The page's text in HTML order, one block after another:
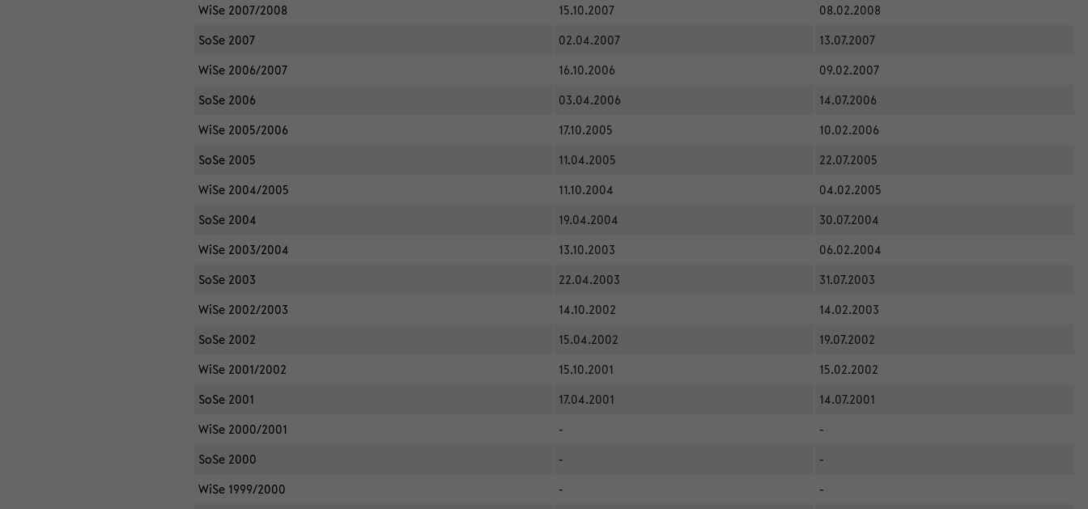
WiSe 2007/2008
15.10.2007
08.02.2008
SoSe 2007
02.04.2007
13.07.2007
WiSe 2006/2007
16.10.2006
09.02.2007
SoSe 2006
03.04.2006
14.07.2006
WiSe 2005/2006
17.10.2005
10.02.2006
SoSe 2005
11.04.2005
22.07.2005
WiSe 2004/2005
11.10.2004
04.02.2005
SoSe 2004
19.04.2004
30.07.2004
WiSe 2003/2004
13.10.2003
06.02.2004
SoSe 2003
22.04.2003
31.07.2003
WiSe 2002/2003
14.10.2002
14.02.2003
SoSe 2002
15.04.2002
19.07.2002
WiSe 2001/2002
15.10.2001
15.02.2002
SoSe 2001
17.04.2001
14.07.2001
WiSe 2000/2001
-
-
SoSe 2000
-
-
WiSe 1999/2000
-
-